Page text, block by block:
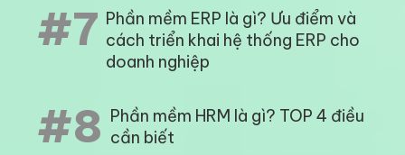
#7 Phần mềm ERP là gì? Ưu điểm và
cách triển khai hệ thống ERP cho
doanh nghiệp
#8 Phần mềm HRM là gì? TOP 4 điều
cần biết